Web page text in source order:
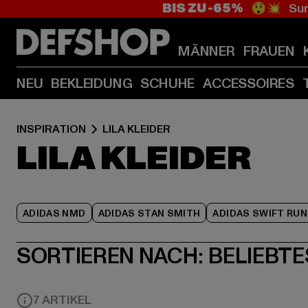
BIS ZU -65% 😲💥
MÄNNER FRAUEN
NEU BEKLEIDUNG SCHUHE ACCESSOIRES
INSPIRATION LILA KLEIDER
LILA KLEIDER
ADIDAS NMD ADIDAS STAN SMITH ADIDAS SWIFT RUN
SORTIEREN NACH:
7 ARTIKEL